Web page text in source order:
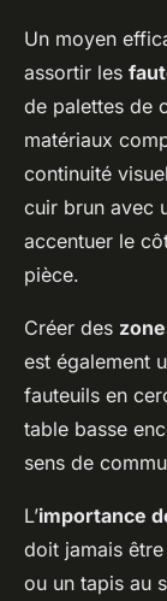
Un moyen
assortir les
de palettes de
matériaux
continuité
cuir brun avec
accentuer le
pièce.
Créer des
est également
fauteuils en
table basse
sens de
L’importance
doit jamais
ou un tapis au